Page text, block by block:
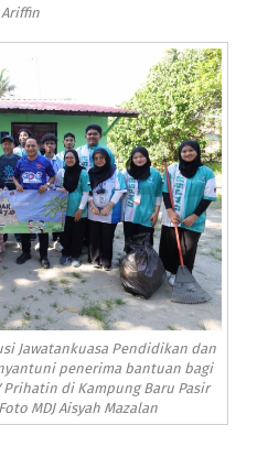
Jawatankuasa Pendidikan dan
penerima bantuan bagi
Prihatin di Kampung Baru Pasir
MDJ Aisyah Mazalan